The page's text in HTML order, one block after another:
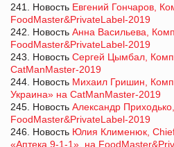
241. Новость Евгений Гончаров,
FoodMaster&PrivateLabel-2019
242. Новость Анна Васильева,
FoodMaster&PrivateLabel-2019
243. Новость Сергей Цымбал,
CatManMaster-2019
244. Новость Михаил Гришин,
Украина» на CatManMaster-2019
245. Новость Александр
FoodMaster&PrivateLabel-2019
246. Новость Юлия Клименюк,
«Аптека 9-1-1», на